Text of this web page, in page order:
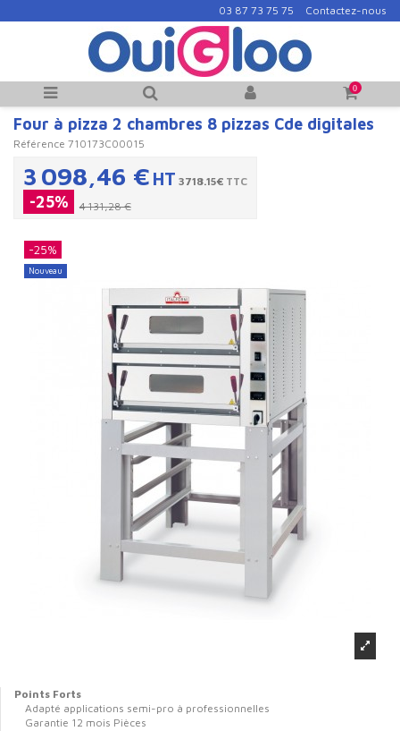
03 87 73 75 75 Contactez-nous
0
Four à pizza 2 chambres 8 pizzas Cde digitales
Référence 710173C00015
3 098,46 € HT 3718.15€ TTC
-25% 4 131,28 €
-25%
Nouveau
Points Forts
Adapté applications semi-pro à professionnelles
Garantie 12 mois Pièces